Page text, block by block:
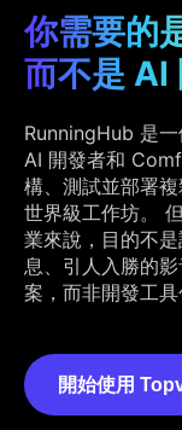
你需要的
而不是 AI
RunningHub 是一
AI 開發者和
構、測試並部署
世界級工作坊。
業來說，目的不
息、引人入勝的
案，而非開發工具
開始使用